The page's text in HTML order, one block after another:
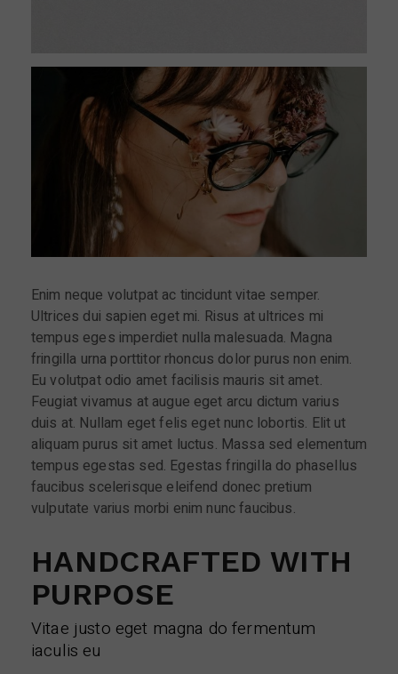
Enim neque volutpat ac tincidunt vitae semper.
Ultrices dui sapien eget mi. Risus at ultrices mi
tempus eges imperdiet nulla malesuada. Magna
fringilla urna porttitor rhoncus dolor purus non enim.
Eu volutpat odio amet facilisis mauris sit amet.
Feugiat vivamus at augue eget arcu dictum varius
duis at. Nullam eget felis eget nunc lobortis. Elit ut
aliquam purus sit amet luctus. Massa sed elementum
tempus egestas sed. Egestas fringilla do phasellus
faucibus scelerisque eleifend donec pretium
vulputate varius morbi enim nunc faucibus.
HANDCRAFTED WITH
PURPOSE
Vitae justo eget magna do fermentum
iaculis eu